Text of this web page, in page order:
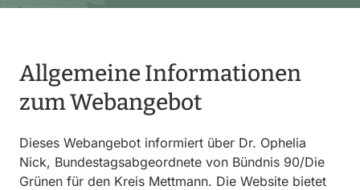
Allgemeine Informationen
zum Webangebot
Dieses Webangebot informiert über Dr. Ophelia
Nick, Bundestagsabgeordnete von Bündnis 90/Die
Grünen für den Kreis Mettmann. Die Website bietet